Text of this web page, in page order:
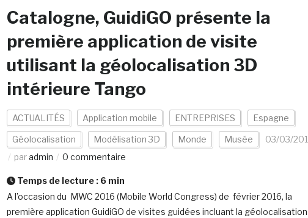
Catalogne, GuidiGO présente la
première application de visite
utilisant la géolocalisation 3D
intérieure Tango
ACTUALITÉS Application mobile ENTREPRISES Espagne
Géolocalisation Modélisation 3D Monde Musée
03/03/
paradmin 0 commentaire
Temps de lecture : 6 min
A l’occasion du MWC 2016 (Mobile World Congress) de février 2016, la
première application GuidiGO de visites guidées incluant la géolocalisation